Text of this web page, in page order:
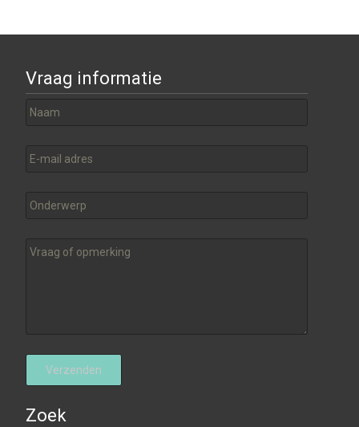
Vraag informatie
Zoek